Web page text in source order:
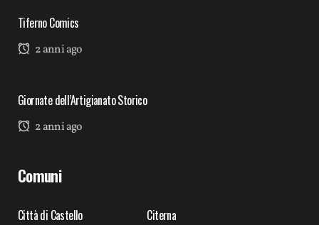
Tiferno Comics
2 anni ago
Giornate dell’Artigianato Storico
2 anni ago
Comuni
Città di Castello
Citerna